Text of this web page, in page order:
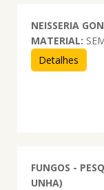
NEISSERIA
MATERIAL:
Detalhes
FUNGOS -
UNHA)